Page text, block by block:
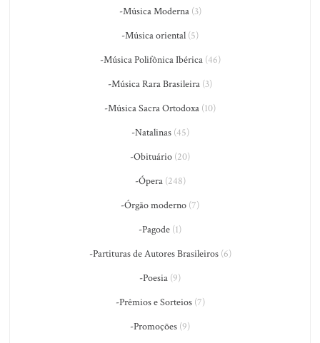
-Música Moderna(3)
-Música oriental (5)
-Música Polifônica Ibérica(46)
-Música Rara Brasileira (3)
-Música Sacra Ortodoxa (10)
-Natalinas(45)
-Obituário (20)
-Ópera(248)
-Órgão moderno (7)
-Pagode (1)
-Partituras de Autores Brasileiros(6)
-Poesia (9)
-Prêmios e Sorteios(7)
-Promoções (9)